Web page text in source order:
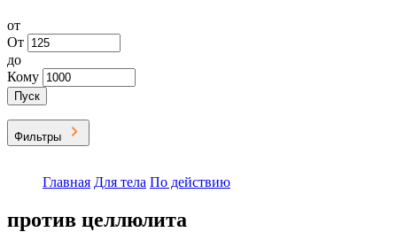
от
От
до
Кому
Пуск
Фильтры
Вы здесь
Главная Для тела По действию
против целлюлита